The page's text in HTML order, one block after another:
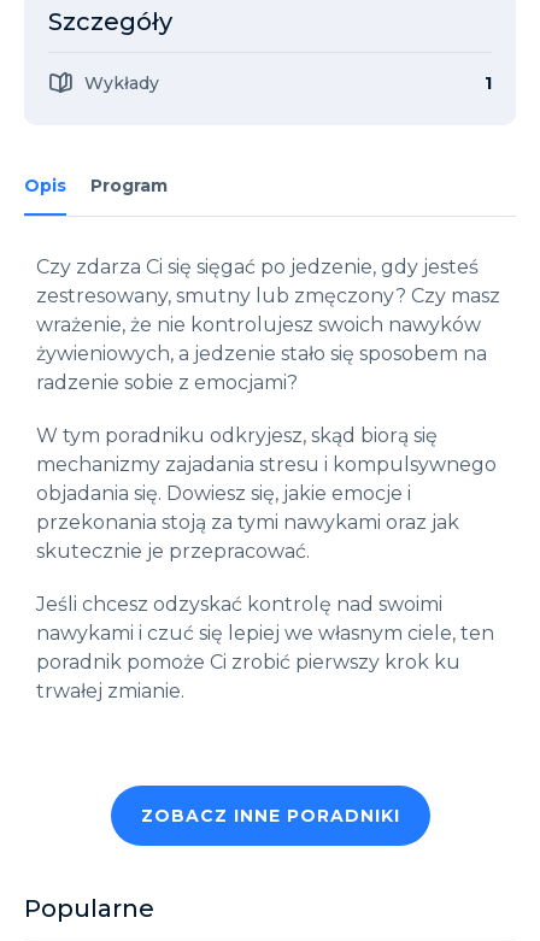
Opis Program
Czy zdarza Ci się sięgać po jedzenie, gdy jesteś
zestresowany, smutny lub zmęczony? Czy masz
wrażenie, że nie kontrolujesz swoich nawyków
żywieniowych, a jedzenie stało się sposobem na
radzenie sobie z emocjami?
W tym poradniku odkryjesz, skąd biorą się
mechanizmy zajadania stresu i kompulsywnego
objadania się. Dowiesz się, jakie emocje i
przekonania stoją za tymi nawykami oraz jak
skutecznie je przepracować.
Jeśli chcesz odzyskać kontrolę nad swoimi
nawykami i czuć się lepiej we własnym ciele, ten
poradnik pomoże Ci zrobić pierwszy krok ku
trwałej zmianie.
ZOBACZ INNE PORADNIKI
Szczegóły
Wykłady 1
Popularne